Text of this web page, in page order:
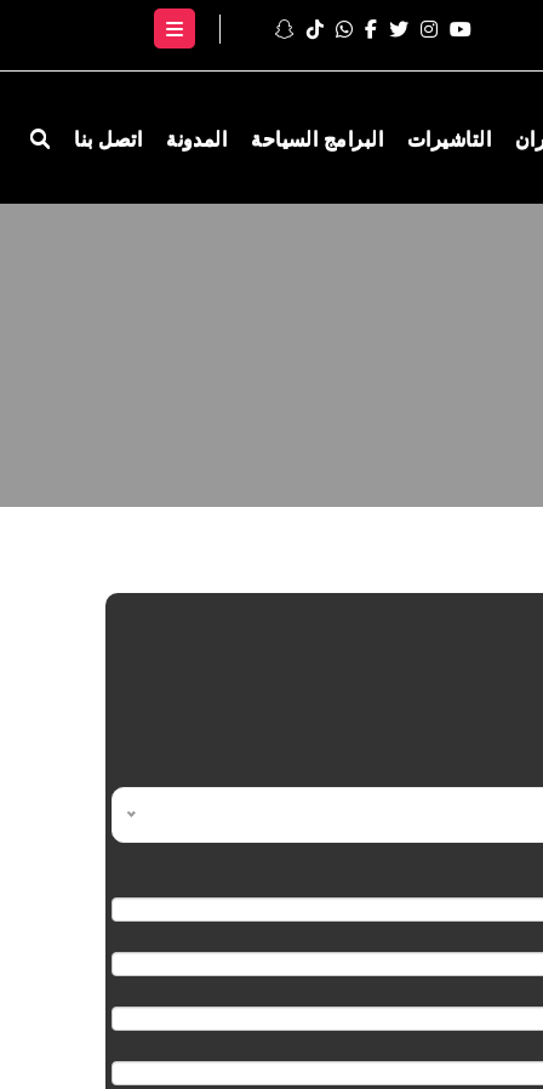
التاشيرات البرامج السياحة المدونة اتصل بنا